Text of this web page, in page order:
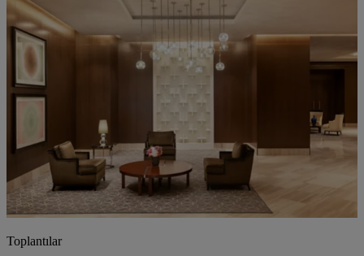
Toplantılar